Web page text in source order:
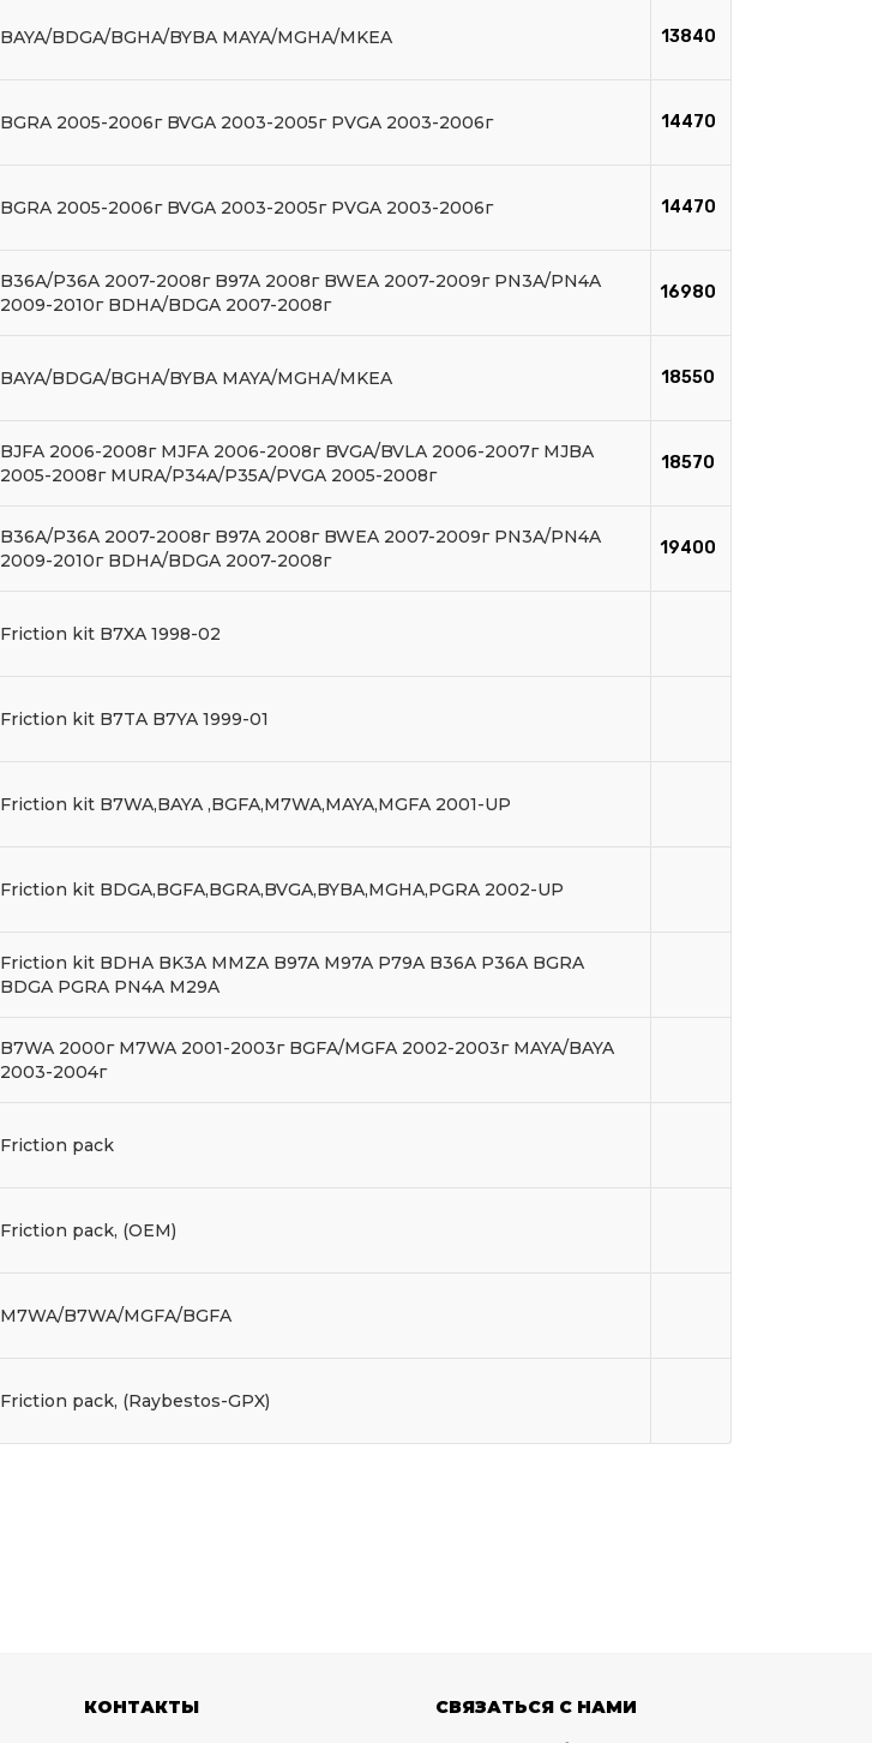
BAYA/BDGA/BGHA/BYBA MAYA/MGHA/MKEA 13840
BGRA 2005-2006г BVGA 2003-2005г PVGA 2003-2006г 14470
BGRA 2005-2006г BVGA 2003-2005г PVGA 2003-2006г 14470
B36A/P36A 2007-2008г B97A 2008г BWEA 2007-2009г PN3A/PN4A
2009-2010г BDHA/BDGA 2007-2008г
16980
BAYA/BDGA/BGHA/BYBA MAYA/MGHA/MKEA 18550
BJFA 2006-2008г MJFA 2006-2008г BVGA/BVLA 2006-2007г MJBA
2005-2008г MURA/P34A/P35A/PVGA 2005-2008г
18570
B36A/P36A 2007-2008г B97A 2008г BWEA 2007-2009г PN3A/PN4A
2009-2010г BDHA/BDGA 2007-2008г
19400
Friction kit B7XA 1998-02
Friction kit B7TA B7YA 1999-01
Friction kit B7WA,BAYA ,BGFA,M7WA,MAYA,MGFA 2001-UP
Friction kit BDGA,BGFA,BGRA,BVGA,BYBA,MGHA,PGRA 2002-UP
Friction kit BDHA BK3A MMZA B97A M97A P79A B36A P36A BGRA
BDGA PGRA PN4A M29A
B7WA 2000г M7WA 2001-2003г BGFA/MGFA 2002-2003г MAYA/BAYA
2003-2004г
Friction pack
Friction pack, (OEM)
M7WA/B7WA/MGFA/BGFA
Friction pack, (Raybestos-GPX)
КОНТАКТЫ СВЯЗАТЬСЯ С НАМИ